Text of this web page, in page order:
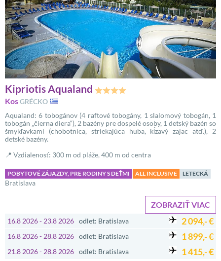
Kipriotis Aqualand
KosGRÉCKO
Aqualand: 6 tobogánov (4 raftové tobogány, 1 slalomový tobogán, 1
tobogán „čierna diera“), 2 bazény pre dospelé osoby, 1 detský bazén so
šmykľavkami (chobotnica, striekajúca huba, kĺzavý zajac atď.), 2
detské bazény.
📍 Vzdialenosť: 300 m od pláže, 400 m od centra
POBYTOVÉ ZÁJAZDY, PRE RODINY S DEŤMI ALL INCLUSIVE LETECKÁ
Bratislava
ZOBRAZIŤ VIAC
16.8 2026 - 23.8 2026 odlet: Bratislava 2 094,- €
16.8 2026 - 28.8 2026 odlet: Bratislava 1 899,- €
21.8 2026 - 28.8 2026 odlet: Bratislava 1 415,- €